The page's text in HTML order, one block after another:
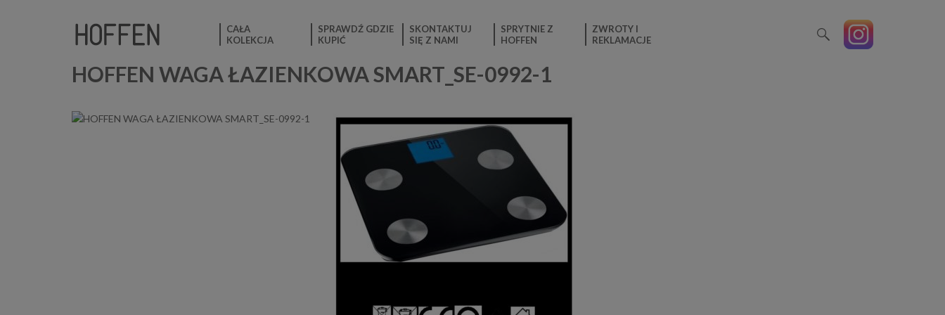
CAŁA
KOLEKCJA
SPRAWDŹ GDZIE
KUPIĆ
SKONTAKTUJ
SIĘ Z NAMI
SPRYTNIE Z
HOFFEN
ZWROTY I
REKLAMACJE
HOFFEN WAGA ŁAZIENKOWA SMART_SE-0992-1